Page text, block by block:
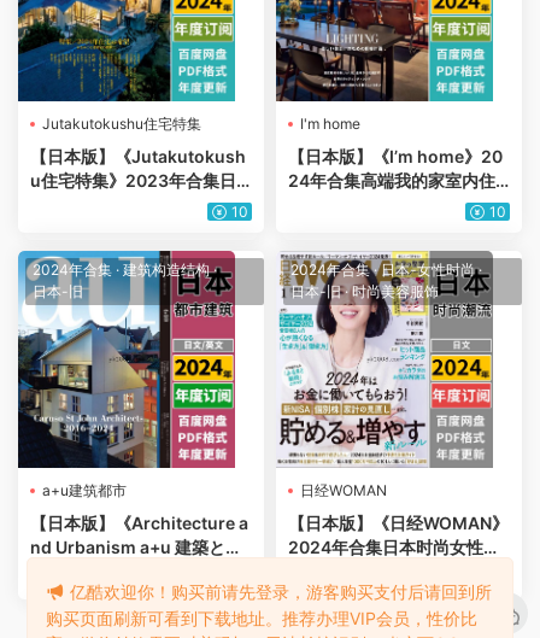
Jutakutokushu住宅特集
【日本版】《Jutakutokush
u住宅特集》2023年合集日
本房屋别墅项目细节结构介绍
10
I'm home
【日本版】《I’m home》20
24年合集高端我的家室内住
宅结构装饰设计PDF杂志（年
10
2024年合集 · 建筑构造结构·
日本-旧
a+u建筑都市
【日本版】《Architecture a
nd Urbanism a+u 建築と都
计理念指南PDF杂志（年订
阅）
2024年合集·日本-女性时尚·
日本-旧·时尚美容服饰
日经WOMAN
【日本版】《日经WOMAN》
2024年合集日本时尚女性白
（年订阅）
亿酷欢迎你！购买前请先登录，游客购买支付后请回到所
购买页面刷新可看到下载地址。推荐办理VIP会员，性价比